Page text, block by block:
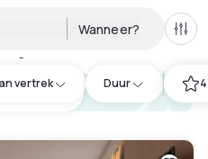
Wanneer?
vertrek Duur
37